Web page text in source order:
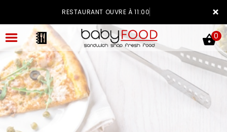
×
RESTAURANT OUVRE À 11:00
ACCUEIL
0